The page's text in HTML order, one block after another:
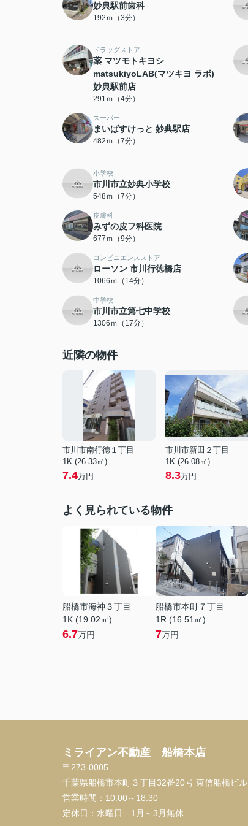
妙典駅前歯科
192ｍ（3分）
ドラッグストア
薬 マツモトキヨシ
matsukiyoLAB(マツキヨ ラボ)
妙典駅前店
291ｍ（4分）
スーパー
まいばすけっと 妙典駅店
482ｍ（7分）
小学校
市川市立妙典小学校
548ｍ（7分）
皮膚科
みずの皮フ科医院
677ｍ（9分）
コンビニエンスストア
ローソン 市川行徳橋店
1066ｍ（14分）
中学校
市川市立第七中学校
1306ｍ（17分）
近隣の物件
市川市南行徳１丁目
1K (26.33㎡)
7.4万円
市川市新田２丁目
1K (26.08㎡)
8.3万円
よく見られている物件
船橋市海神３丁目
1K (19.02㎡)
6.7万円
船橋市本町７丁目
1R (16.51㎡)
7万円
ミライアン不動産 船橋本店
〒273-0005
千葉県船橋市本町３丁目32番20号 東信船橋ビル
営業時間： 10:00～18:30
定休日： 水曜日 1月～3月無休